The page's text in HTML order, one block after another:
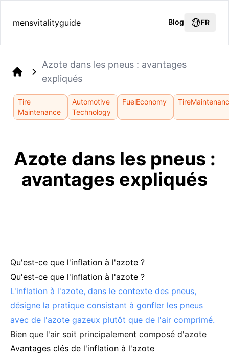
mensvitalityguide Blog FR
Azote dans les pneus : avantages
expliqués
Tire
Maintenance
Automotive
Technology
FuelEconomy
Azote dans les pneus :
avantages expliqués
Qu'est-ce que l'inflation à l'azote ?
Qu'est-ce que l'inflation à l'azote ?
L'inflation à l'azote, dans le contexte des pneus,
désigne la pratique consistant à gonfler les pneus
avec de l'azote gazeux plutôt que de l'air comprimé.
Bien que l'air soit principalement composé d'azote
Avantages clés de l'inflation à l'azote